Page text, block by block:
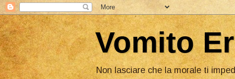
Vomito
Non lasciare che la morale ti